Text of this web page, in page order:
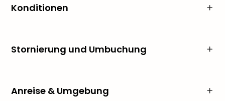
Konditionen
Stornierung und Umbuchung
Anreise & Umgebung